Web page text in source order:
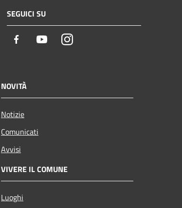
SEGUICI SU
Facebook YoutubeInstagram
NOVITÀ
Notizie
Comunicati
Avvisi
VIVERE IL COMUNE
Luoghi